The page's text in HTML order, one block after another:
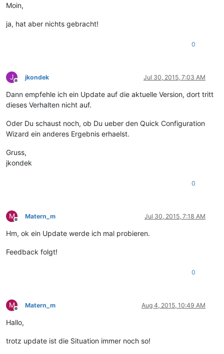
Moin,
ja, hat aber nichts gebracht!
0
J
Offline
jkondek Jul 30, 2015, 7:03 AM
Dann empfehle ich ein Update auf die aktuelle Version, dort tritt
dieses Verhalten nicht auf.
Oder Du schaust noch, ob Du ueber den Quick Configuration
Wizard ein anderes Ergebnis erhaelst.
Gruss,
jkondek
0
M
Offline
Matern_m Jul 30, 2015, 7:18 AM
Hm, ok ein Update werde ich mal probieren.
Feedback folgt!
0
M
Offline
Matern_m Aug 4, 2015, 10:49 AM
Hallo,
trotz update ist die Situation immer noch so!